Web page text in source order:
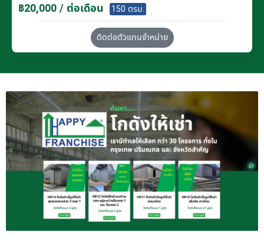
฿20,000 / ต่อเดือน 150 ตรม.
ติดต่อตัวแทนจำหน่าย